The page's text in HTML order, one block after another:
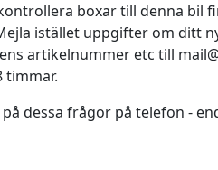
boxar till denna bil
istället uppgifter om ditt
artikelnummer etc till
timmar.
på dessa frågor på telefon -